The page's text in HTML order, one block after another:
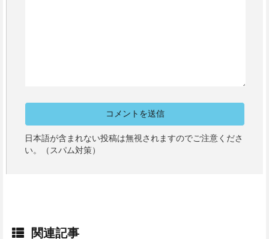
日本語が含まれない投稿は無視されますのでご注意くださ
い。（スパム対策）
関連記事